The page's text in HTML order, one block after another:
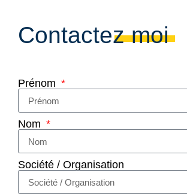
Contactez moi
Prénom
Nom
Société / Organisation